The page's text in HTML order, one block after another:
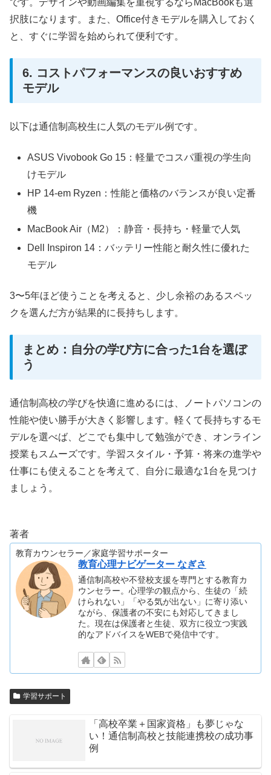
択肢になります。また、Office付きモデルを購入しておく
と、すぐに学習を始められて便利です。
6. コストパフォーマンスの良いおすすめ
モデル
以下は通信制高校生に人気のモデル例です。
ASUS Vivobook Go 15：軽量でコスパ重視の学生向
けモデル
HP 14-em Ryzen：性能と価格のバランスが良い定番
機
MacBook Air（M2）：静音・長持ち・軽量で人気
Dell Inspiron 14：バッテリー性能と耐久性に優れた
モデル
3〜5年ほど使うことを考えると、少し余裕のあるスペッ
クを選んだ方が結果的に長持ちします。
まとめ：自分の学び方に合った1台を選ぼ
う
通信制高校の学びを快適に進めるには、ノートパソコンの
性能や使い勝手が大きく影響します。軽くて長持ちするモ
デルを選べば、どこでも集中して勉強ができ、オンライン
授業もスムーズです。学習スタイル・予算・将来の進学や
仕事にも使えることを考えて、自分に最適な1台を見つけ
ましょう。
著者
教育カウンセラー／家庭学習サポーター
教育心理ナビゲーター なぎさ
通信制高校や不登校支援を専門とする教育カ
ウンセラー。心理学の観点から、生徒の「続
けられない」「やる気が出ない」に寄り添い
ながら、保護者の不安にも対応してきまし
た。現在は保護者と生徒、双方に役立つ実践
的なアドバイスをWEBで発信中です。
学習サポート
「高校卒業＋国家資格」も夢じゃな
い！通信制高校と技能連携校の成功事
例